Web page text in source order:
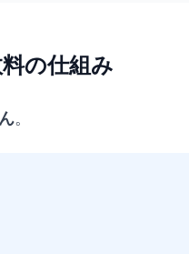
の仕組み
。